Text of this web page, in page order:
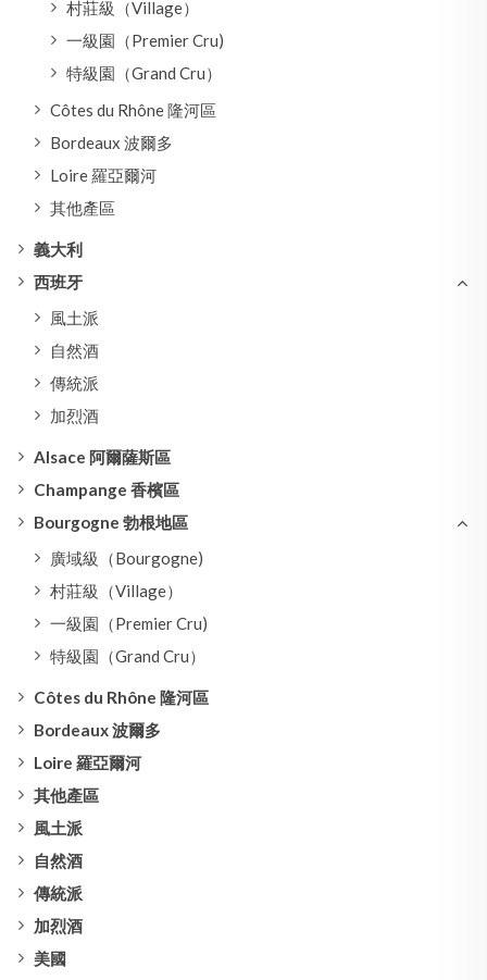
村莊級（Village）
一級園（Premier Cru)
特級園（Grand Cru）
Côtes du Rhône 隆河區
Bordeaux 波爾多
Loire 羅亞爾河
其他產區
義大利
西班牙
風土派
自然酒
傳統派
加烈酒
Alsace 阿爾薩斯區
Champange 香檳區
Bourgogne 勃根地區
廣域級（Bourgogne)
村莊級（Village）
一級園（Premier Cru)
特級園（Grand Cru）
Côtes du Rhône 隆河區
Bordeaux 波爾多
Loire 羅亞爾河
其他產區
風土派
自然酒
傳統派
加烈酒
美國